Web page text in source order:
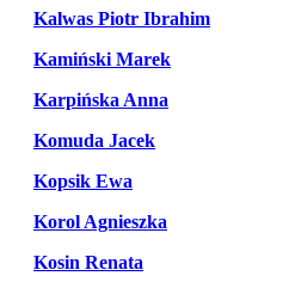
Kalwas Piotr Ibrahim
Kamiński Marek
Karpińska Anna
Komuda Jacek
Kopsik Ewa
Korol Agnieszka
Kosin Renata